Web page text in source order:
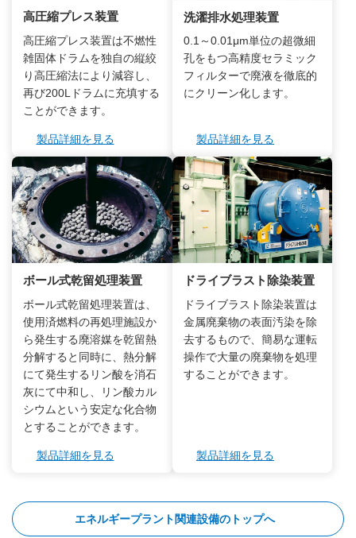
高圧縮プレス装置
高圧縮プレス装置は不燃性
雑固体ドラムを独自の縦絞
り高圧縮法により減容し、
再び200Lドラムに充填する
ことができます。
製品詳細を見る
洗濯排水処理装置
0.1～0.01μm単位の超微細
孔をもつ高精度セラミック
フィルターで廃液を徹底的
にクリーン化します。
製品詳細を見る
ボール式乾留処理装置
ボール式乾留処理装置は、
使用済燃料の再処理施設か
ら発生する廃溶媒を乾留熱
分解すると同時に、熱分解
にて発生するリン酸を消石
灰にて中和し、リン酸カル
シウムという安定な化合物
とすることができます。
製品詳細を見る
ドライブラスト除染装置
ドライブラスト除染装置は
金属廃棄物の表面汚染を除
去するもので、簡易な運転
操作で大量の廃棄物を処理
することができます。
製品詳細を見る
エネルギープラント関連設備のトップへ